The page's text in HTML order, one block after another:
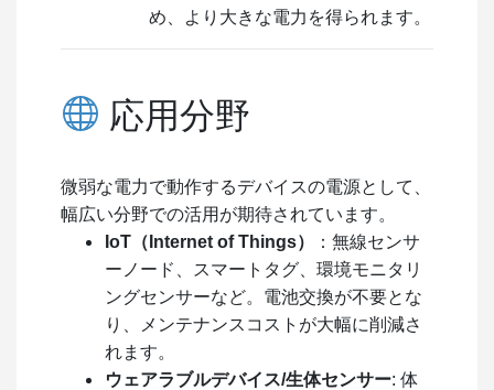
め、より大きな電力を得られます。
応用分野
微弱な電力で動作するデバイスの電源として、
幅広い分野での活用が期待されています。
IoT（Internet of Things）
：無線センサ
ーノード、スマートタグ、環境モニタリ
ングセンサーなど。電池交換が不要とな
り、メンテナンスコストが大幅に削減さ
れます。
ウェアラブルデバイス/生体センサー: 体